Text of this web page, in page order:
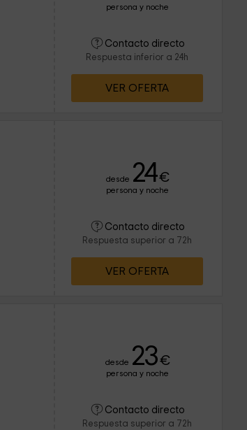
persona y noche
Contacto directo
Respuesta inferior a 24h
VER OFERTA
desde 24€
persona y noche
Contacto directo
Respuesta superior a 72h
VER OFERTA
desde 23€
persona y noche
Contacto directo
Respuesta superior a 72h